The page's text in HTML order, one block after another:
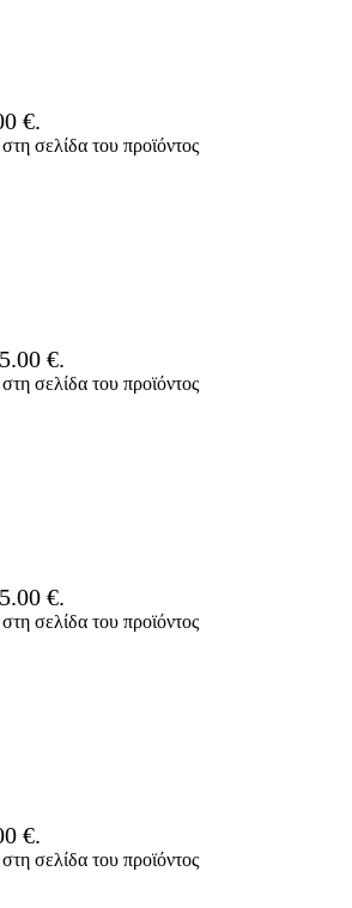
€.
σελίδα του προϊόντος
€.
σελίδα του προϊόντος
€.
σελίδα του προϊόντος
€.
σελίδα του προϊόντος